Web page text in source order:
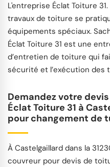
L'entreprise Éclat Toiture
travaux de toiture se
équipements spéciaux.
Éclat Toiture 31 est une
d’entretien de toiture qui
sécurité et l’exécution des
Demandez votre
Éclat Toiture 31 à
pour changement de
À Castelgaillard dans la
couvreur pour devis de